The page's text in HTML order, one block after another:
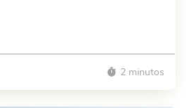
2 minutos